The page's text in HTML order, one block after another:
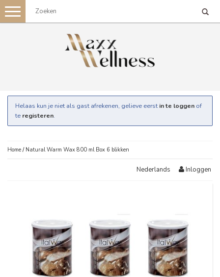
Toggle
navigation
Helaas kun je niet als gast afrekenen, gelieve eerst in te loggen of
te registeren.
Home / Natural Warm Wax 800 ml Box 6 blikken
Nederlands Inloggen